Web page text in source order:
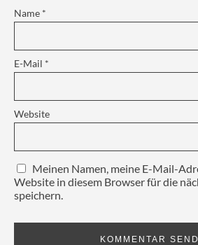
Name *
E-Mail *
Website
Meinen Namen, meine E-Mail-
Website in diesem Browser für die
speichern.